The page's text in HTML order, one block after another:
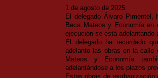
1 de agosto de 2025
El delegado Álvaro
Beca Mateos y Economía en
ejecución se está
El delegado ha recordado
adelanto las obras en la calle
Mateos y Economía
adelantándose a los plazos
Estas obras de